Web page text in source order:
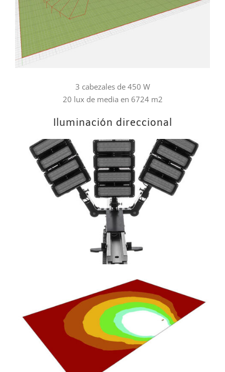
3 cabezales de 450 W
20 lux de media en 6724 m2
Iluminación direccional